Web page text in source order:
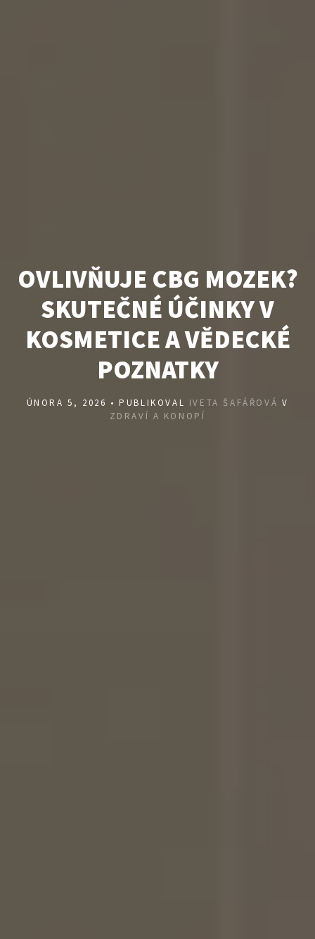
OVLIVŇUJE CBG MOZEK?
SKUTEČNÉ ÚČINKY V
KOSMETICE A VĚDECKÉ
POZNATKY
ÚNORA 5, 2026 • PUBLIKOVAL IVETA ŠAFÁŘOVÁ V
ZDRAVÍ A KONOPÍ